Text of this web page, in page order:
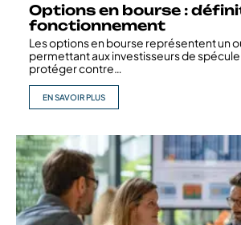
Options en bourse :
fonctionnement
Les options en bourse représentent un
permettant aux investisseurs de
protéger contre
EN SAVOIR PLUS